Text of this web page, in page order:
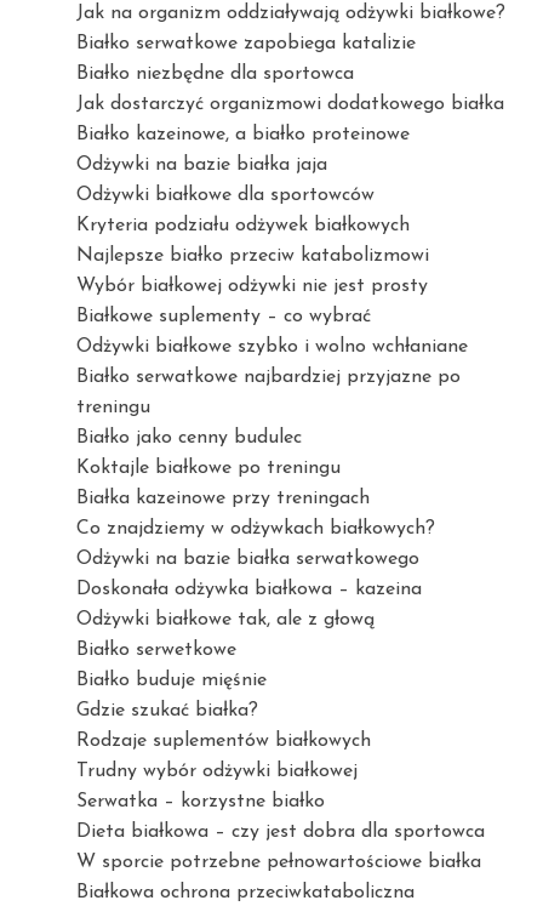
Jak na organizm oddziaływają odżywki białkowe?
Białko serwatkowe zapobiega katalizie
Białko niezbędne dla sportowca
Jak dostarczyć organizmowi dodatkowego białka
Białko kazeinowe, a białko proteinowe
Odżywki na bazie białka jaja
Odżywki białkowe dla sportowców
Kryteria podziału odżywek białkowych
Najlepsze białko przeciw katabolizmowi
Wybór białkowej odżywki nie jest prosty
Białkowe suplementy – co wybrać
Odżywki białkowe szybko i wolno wchłaniane
Białko serwatkowe najbardziej przyjazne po
treningu
Białko jako cenny budulec
Koktajle białkowe po treningu
Białka kazeinowe przy treningach
Co znajdziemy w odżywkach białkowych?
Odżywki na bazie białka serwatkowego
Doskonała odżywka białkowa – kazeina
Odżywki białkowe tak, ale z głową
Białko serwetkowe
Białko buduje mięśnie
Gdzie szukać białka?
Rodzaje suplementów białkowych
Trudny wybór odżywki białkowej
Serwatka – korzystne białko
Dieta białkowa – czy jest dobra dla sportowca
W sporcie potrzebne pełnowartościowe białka
Białkowa ochrona przeciwkataboliczna